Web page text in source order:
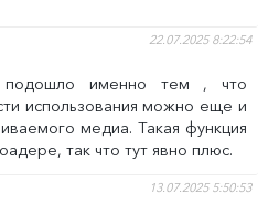
22.07.2025 8:22:54
подошло именно тем , что
использования можно еще и
медиа. Такая функция
так что тут явно плюс.
13.07.2025 5:50:53